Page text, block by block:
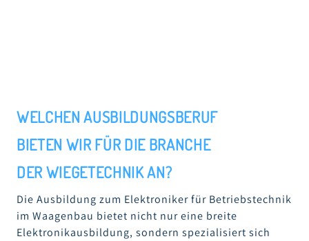
WELCHEN AUSBILDUNGSBERUF
BIETEN WIR FÜR DIE BRANCHE
DER WIEGETECHNIK AN?
Die Ausbildung zum Elektroniker für Betriebstechnik
im Waagenbau bietet nicht nur eine breite
Elektronikausbildung, sondern spezialisiert sich